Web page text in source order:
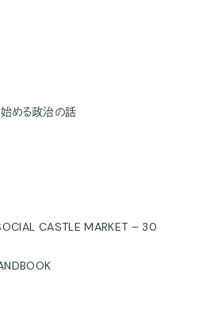
始める政治の話
CASTLE MARKET – 30